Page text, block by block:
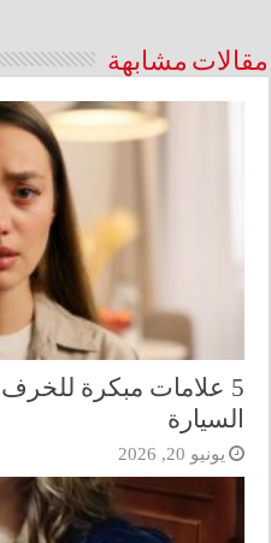
مقالات مشابهة
5 علامات مبكرة
السيارة
يونيو 20, 2026